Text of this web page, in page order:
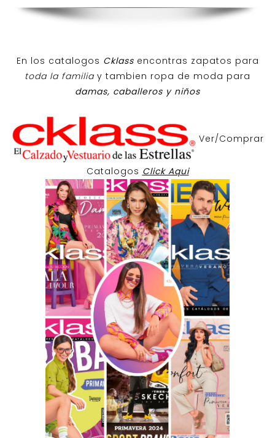
En los catalogos Cklass encontras zapatos para
toda la familiay tambien ropa de moda para
damas, caballeros y niños
Ver/Comprar
Catalogos Click Aqui